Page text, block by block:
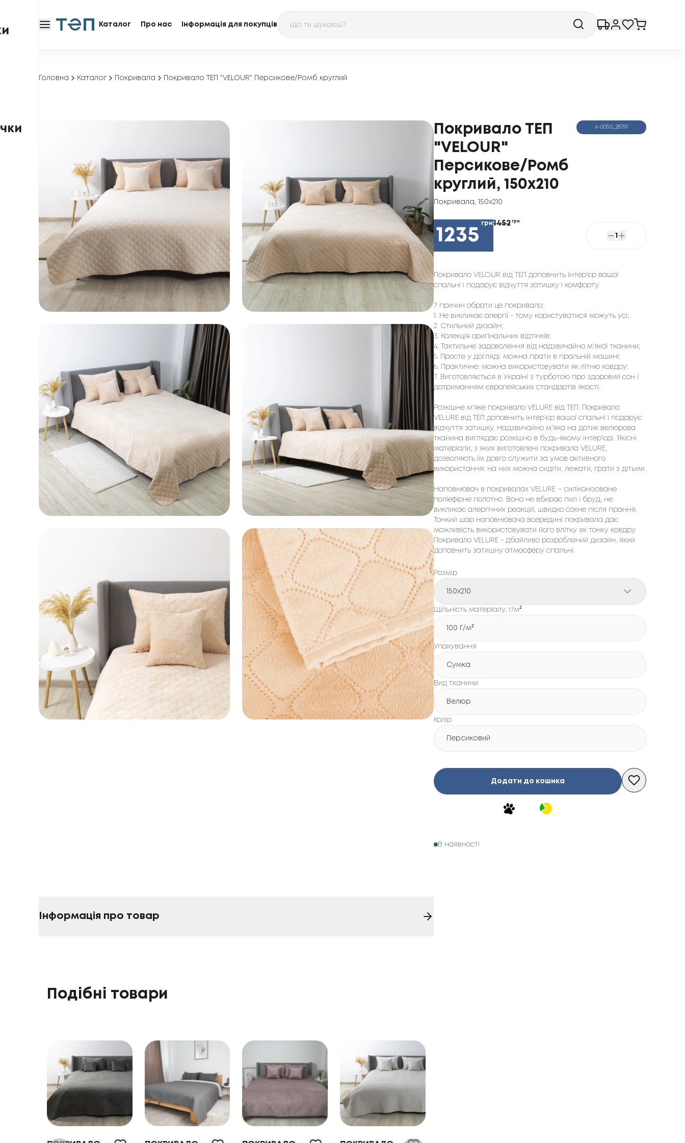
Каталог Про нас Інформація для покупців
Головна Каталог Покривала Покривало ТЕП "VELOUR" Персикове/Ромб круглий
Покривало ТЕП
"VELOUR"
Персикове/Ромб
круглий, 150x210
Покривала 150x210
4-00515_28759
1235
грн1452 грн
1
Покривало VELOUR від ТЕП доповнить інтер'єр вашої
спальні і подарує відчуття затишку і комфорту.
7 причин обрати це покривало:
1. Не викликає алергії - тому користуватися можуть усі;
2. Стильний дизайн;
3. Колекція оригінальних відтінків;
4. Тактильне задоволення від надзвичайно м'якої тканини;
5. Просте у догляді: можна прати в пральній машині;
6. Практичне: можна використовувати як літню ковдру;
7. Виготовляється в Україні з турботою про здоровий сон і
дотриманням європейських стандартів якості.
Розкішне м'яке покривало VELURE від ТЕП. Покривало
VELURE від ТЕП доповнить інтер'єр вашої спальні і подарує
відчуття затишку. Надзвичайно м’яка на дотик велюрова
тканина виглядає розкішно в будь-якому інтер’єрі. Якісні
матеріали, з яких виготовлені покривала VELURE,
дозволяють їм довго служити за умов активного
використання: на них можна сидіти, лежати, грати з дітьми.
Наповнювач в покривалах VELURE – силіконізоване
поліефірне полотно. Воно не вбирає пил і бруд, не
викликає алергічних реакцій, швидко сохне після прання.
Тонкий шар наповнювача всередині покривала дає
можливість використовувати його влітку як тонку ковдру.
Покривало VELURE - дбайливо розроблений дизайн, який
доповнить затишну атмосферу спальні.
Розмір
150x210
Щільність матеріалу, г/м²
100 Г/м²
Упакування
Сумка
Вид тканини
Велюр
Колір
Персиковий
Додати до кошика
В наявності
Інформація про товар
Подібні товари